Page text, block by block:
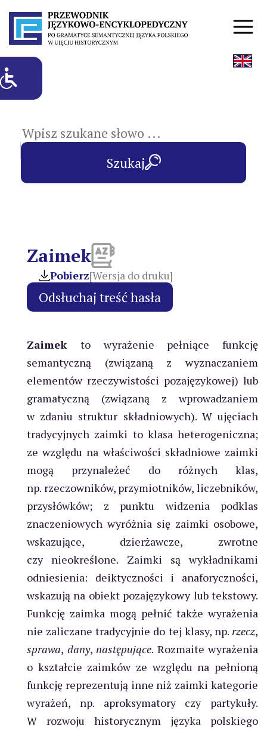
Szukaj
Zaimek
Pobierz[Wersja do druku]
Zaimek to wyrażenie pełniące funkcję
semantyczną (związaną z wyznaczaniem
elementów rzeczywistości pozajęzykowej) lub
gramatyczną (związaną z wprowadzaniem
w zdaniu struktur składniowych). W ujęciach
tradycyjnych zaimki to klasa heterogeniczna;
ze względu na właściwości składniowe zaimki
mogą przynależeć do różnych klas,
np. rzeczowników, przymiotników, liczebników,
przysłówków; z punktu widzenia podklas
znaczeniowych wyróżnia się zaimki osobowe,
wskazujące, dzierżawcze, zwrotne
czy nieokreślone. Zaimki są wykładnikami
odniesienia: deiktyczności i anaforyczności,
wskazują na obiekt pozajęzykowy lub tekstowy.
Funkcję zaimka mogą pełnić także wyrażenia
nie zaliczane tradycyjnie do tej klasy, np. rzecz,
sprawa, dany, następujące. Rozmaite wyrażenia
o kształcie zaimków ze względu na pełnioną
funkcję reprezentują inne niż zaimki kategorie
wyrażeń, np. aproksymatory czy partykuły.
W rozwoju historycznym języka polskiego